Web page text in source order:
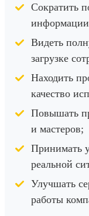
Сократить
Видеть
загрузке
Находить
качество
Повышать
и мастеров;
Принимать
реальной
Улучшать
работы